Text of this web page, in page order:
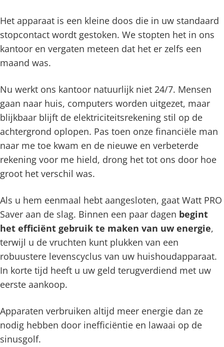
Het apparaat is een kleine doos die in uw standaard
stopcontact wordt gestoken. We stopten het in ons
kantoor en vergaten meteen dat het er zelfs een
maand was.
Nu werkt ons kantoor natuurlijk niet 24/7. Mensen
gaan naar huis, computers worden uitgezet, maar
blijkbaar blijft de elektriciteitsrekening stil op de
achtergrond oplopen. Pas toen onze financiële man
naar me toe kwam en de nieuwe en verbeterde
rekening voor me hield, drong het tot ons door hoe
groot het verschil was.
Als u hem eenmaal hebt aangesloten, gaat Watt PRO
Saver aan de slag. Binnen een paar dagen begint
het efficiënt gebruik te maken van uw energie,
terwijl u de vruchten kunt plukken van een
robuustere levenscyclus van uw huishoudapparaat.
In korte tijd heeft u uw geld terugverdiend met uw
eerste aankoop.
Apparaten verbruiken altijd meer energie dan ze
nodig hebben door inefficiëntie en lawaai op de
sinusgolf.